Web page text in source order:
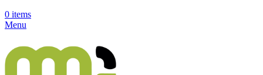
0 items
Menu